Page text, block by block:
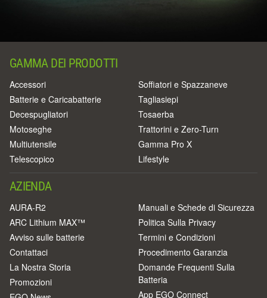
GAMMA DEI PRODOTTI
Accessori
Batterie e Caricabatterie
Decespugliatori
Motoseghe
Multiutensile
Telescopico
Soffiatori e Spazzaneve
Tagliasiepi
Tosaerba
Trattorini e Zero-Turn
Gamma Pro X
Lifestyle
AZIENDA
AURA-R2
ARC Lithium MAX™
Avviso sulle batterie
Contattaci
La Nostra Storia
Promozioni
Manuali e Schede di Sicurezza
Politica Sulla Privacy
Termini e Condizioni
Procedimento Garanzia
Domande Frequenti Sulla
Batteria
App EGO Connect